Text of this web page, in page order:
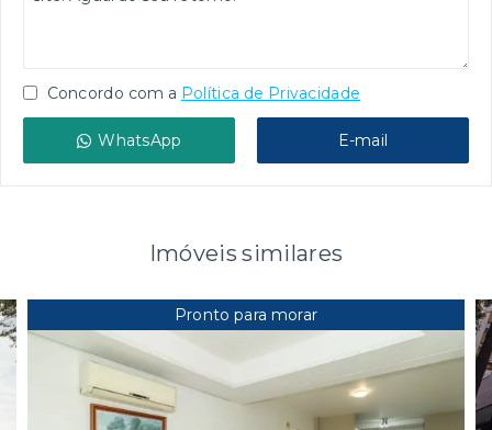
Concordo com a Política de Privacidade
WhatsApp E-mail
Imóveis similares
Pronto para morar